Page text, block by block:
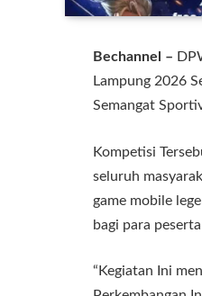
Bechannel –
Lampung 2026
Semangat
Kompetisi
seluruh
game mobile
bagi para
“Kegiatan Ini